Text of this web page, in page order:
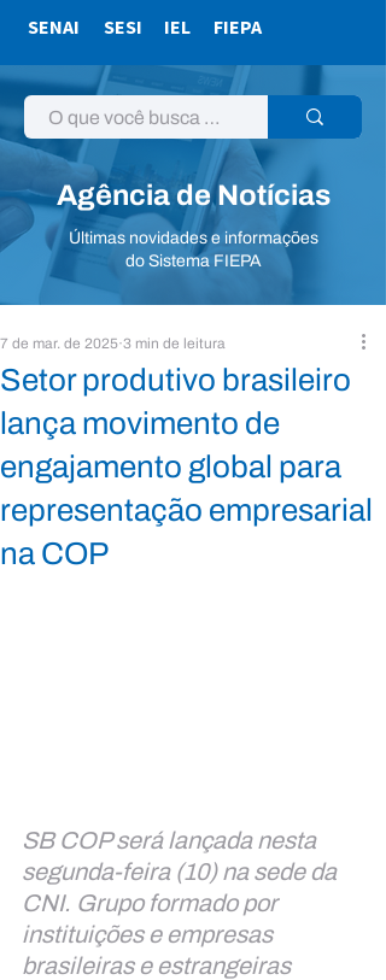
SENAI SESI IEL FIEPA
Agência de Notícias
Últimas novidades e informações
do Sistema FIEPA
Setor produtivo brasileiro
lança movimento de
engajamento global para
representação empresarial
na COP
7 de mar. de 2025 3 min de leitura
SB COP será lançada nesta
segunda-feira (10) na sede da
CNI. Grupo formado por
instituições e empresas
brasileiras e estrangeiras